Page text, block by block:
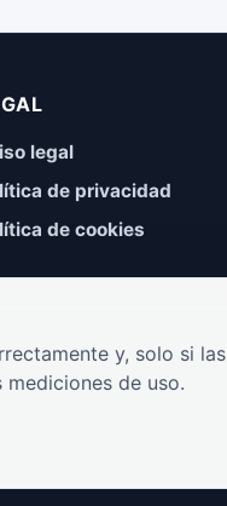
legal
de privacidad
de cookies
y, solo si las
de uso.